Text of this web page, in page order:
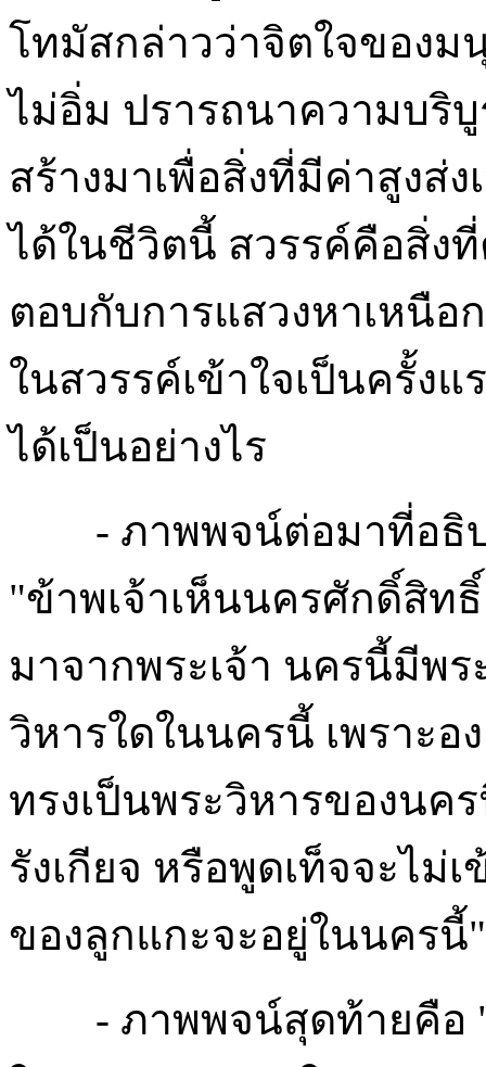
โทมัสกล่าวว่าจิตใจของม
ไม่อิ่ม ปรารถนาความบริ
สร้างมาเพื่อสิ่งที่มีค่าสูงส่
ได้ในชีวิตนี้ สวรรค์คือสิ่ง
ตอบกับการแสวงหาเหนื
ในสวรรค์เข้าใจเป็นครั้ง
ได้เป็นอย่างไร
- ภาพพจน์ต่อมาที่อธิบ
"ข้าพเจ้าเห็นนครศักดิ์สิท
มาจากพระเจ้า นครนี้มีพร
วิหารใดในนครนี้ เพราะอ
ทรงเป็นพระวิหารของน
รังเกียจ หรือพูดเท็จจะไม่
ของลูกแกะจะอยู่ในนครนี้"
- ภาพพจน์สุดท้ายคือ